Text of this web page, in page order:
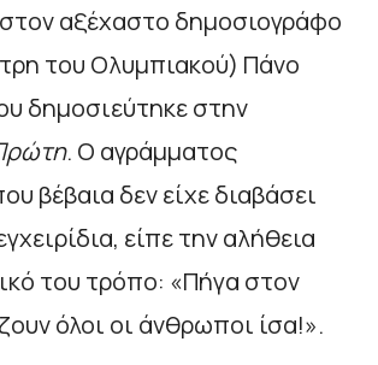
αξέχαστο δηµοσιογράφο
του Ολυµπιακού) Πάνο
δηµοσιεύτηκε στην
. Ο αγράµµατος
βέβαια δεν είχε διαβάσει
είπε την αλήθεια
του τρόπο: «Πήγα στον
όλοι οι άνθρωποι ίσα!».